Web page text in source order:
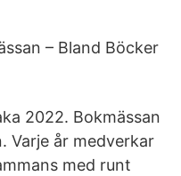
– Bland Böcker
2022. Bokmässan
Varje år medverkar
med runt